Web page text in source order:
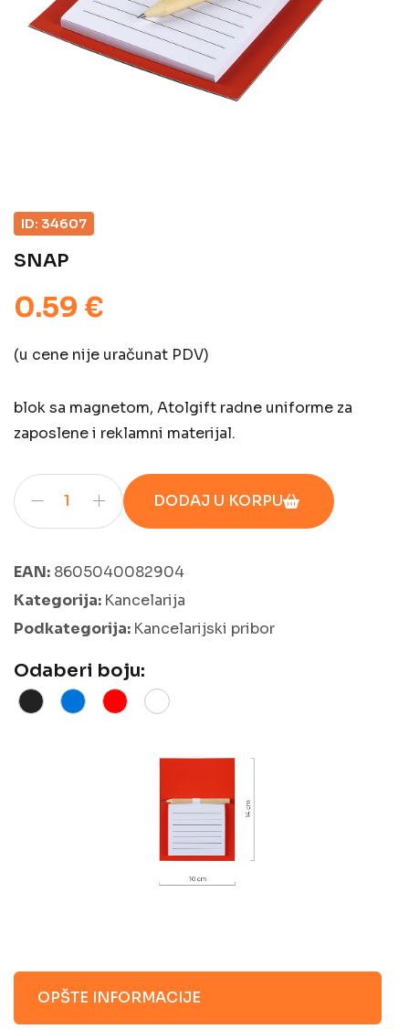
ID: 34607
SNAP
0.59 €
(u cene nije uračunat PDV)
blok sa magnetom, Atolgift radne uniforme za
zaposlene i reklamni materijal.
DODAJ U KORPU
EAN: 8605040082904
Kategorija: Kancelarija
Podkategorija: Kancelarijski pribor
Odaberi boju:
OPŠTE INFORMACIJE